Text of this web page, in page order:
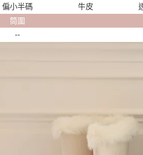
偏小半碼 牛皮
筒圍
--